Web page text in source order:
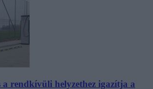
a rendkívüli helyzethez igazítja a